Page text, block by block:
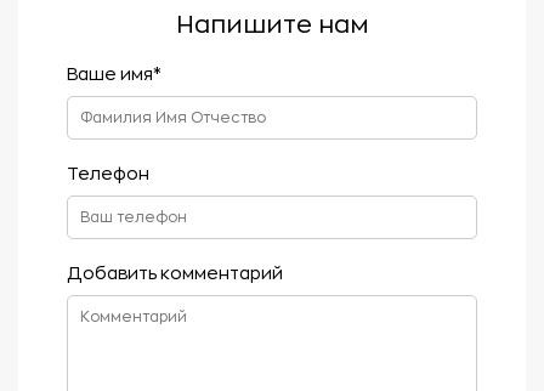
Напишите нам
Ваше имя*
Телефон
Добавить комментарий